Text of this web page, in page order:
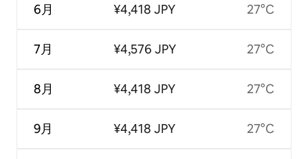
6月
7月
8月
9月
¥4,418 JPY
¥4,576 JPY
¥4,418 JPY
¥4,418 JPY
27°C
27°C
27°C
27°C